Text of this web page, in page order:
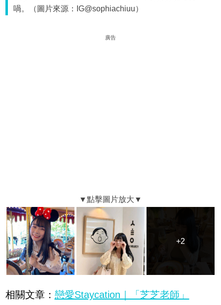
喎。（圖片來源：IG@sophiachiuu）
廣告
+2
+2
相關文章： 戀愛Staycation｜「芝芝老師」